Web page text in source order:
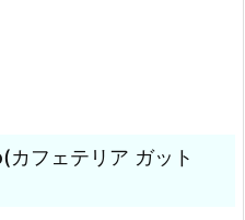
フェテリア ガット